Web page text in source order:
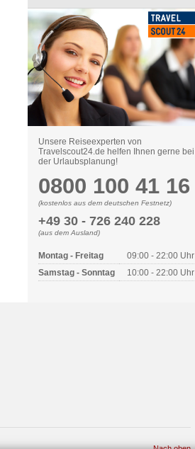
Unsere Reiseexperten von
Travelscout24.de helfen Ihnen gerne bei
der Urlaubsplanung!
0800 100 41 16
(kostenlos aus dem deutschen Festnetz)
+49 30 - 726 240 228
(aus dem Ausland)
Montag - Freitag
09:00 - 22:00 Uhr
Samstag - Sonntag
10:00 - 22:00 Uhr